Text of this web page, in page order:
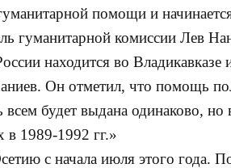
помощи и
гуманитарной комиссии Лев
находится во Владикавказе
Он отметил, что помощь
будет выдана одинаково, но
в 1989-1992 гг.»
с начала июля этого года.